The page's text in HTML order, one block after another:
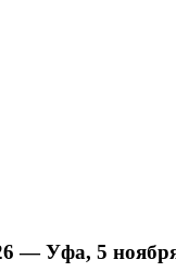
— Уфа, 5